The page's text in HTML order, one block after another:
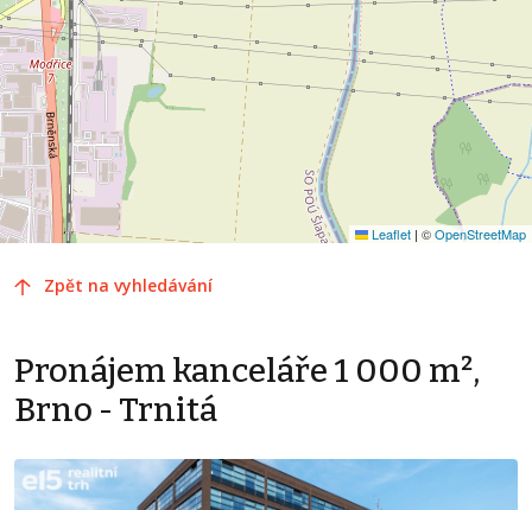
Leaflet | ©OpenStreetMap
Zpět na vyhledávání
Pronájem kanceláře 1 000 m²,
Brno - Trnitá